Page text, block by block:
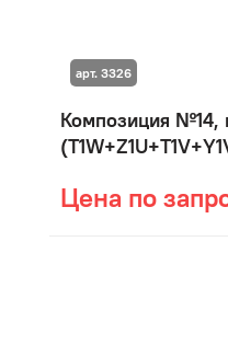
Композиция №14,
Цена по
арт. 3326